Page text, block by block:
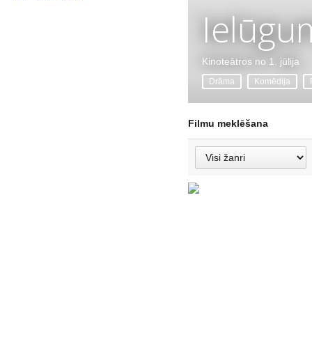
Kinoteātros no 1. jūlija
Drāma Komēdija
Filmu meklēšana